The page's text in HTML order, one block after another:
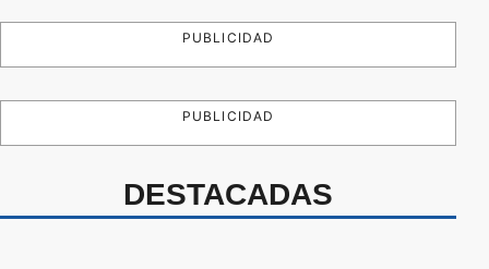
PUBLICIDAD
PUBLICIDAD
DESTACADAS